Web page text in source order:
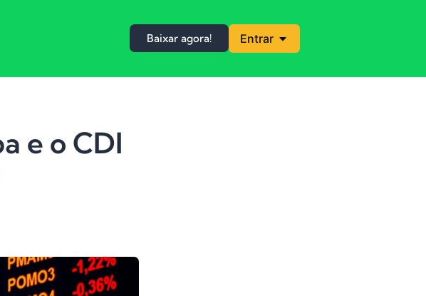
Baixar agora! Entrar
e o CDI